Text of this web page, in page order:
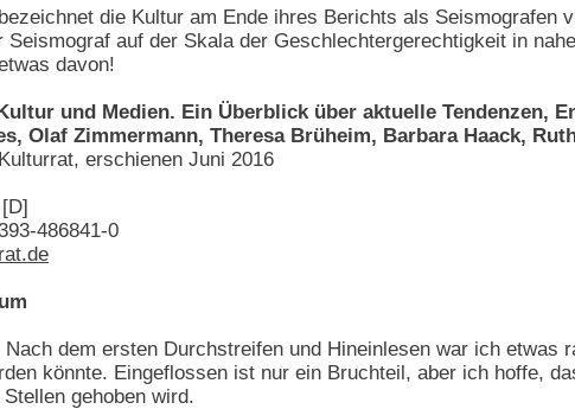
die Kultur am Ende ihres Berichts als Seismografen
Seismograf auf der Skala der Geschlechtergerechtigkeit in
davon!
und Medien. Ein Überblick über aktuelle Tendenzen,
Olaf Zimmermann, Theresa Brüheim, Barbara Haack,
erschienen Juni 2016
486841-0
Nach dem ersten Durchstreifen und Hineinlesen war ich
könnte. Eingeflossen ist nur ein Bruchteil, aber ich hoffe,
gehoben wird.